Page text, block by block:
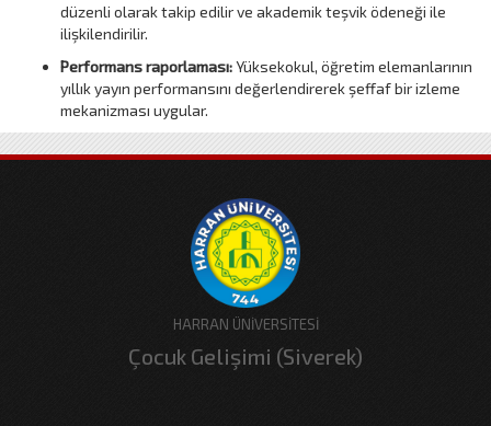
düzenli olarak takip edilir ve akademik teşvik ödeneği ile
ilişkilendirilir.
Performans raporlaması:Yüksekokul, öğretim elemanlarının
yıllık yayın performansını değerlendirerek şeffaf bir izleme
mekanizması uygular.
HARRAN ÜNİVERSİTESİ
Çocuk Gelişimi (Siverek)